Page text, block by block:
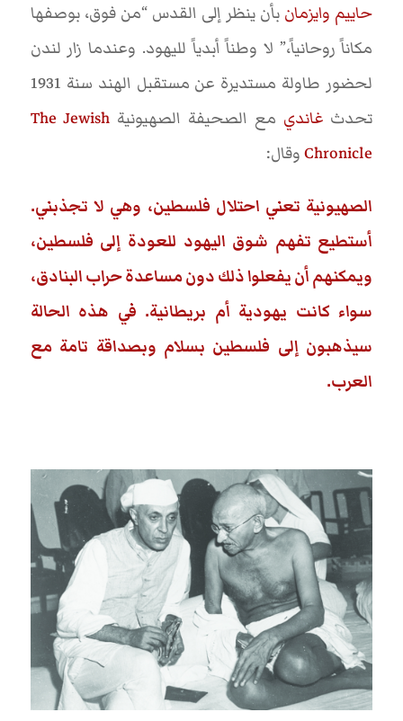
حاييم وايزمان بأن ينظر إلى القدس “من فوق، بوصفها
مكاناً روحانياً،” لا وطناً أبدياً لليهود. وعندما زار لندن
لحضور طاولة مستديرة عن مستقبل الهند سنة 1931
تحدث غاندي مع الصحيفة الصهيونية The Jewish
Chronicleوقال:
الصهيونية تعني احتلال فلسطين، وهي لا تجذبني.
أستطيع تفهم شوق اليهود للعودة إلى فلسطين،
ويمكنهم أن يفعلوا ذلك دون مساعدة حراب البنادق،
سواء كانت يهودية أم بريطانية. في هذه الحالة
سيذهبون إلى فلسطين بسلام وبصداقة تامة مع
العرب.